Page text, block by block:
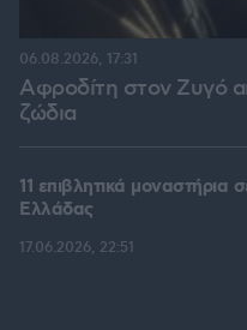
Αφροδίτη στον Ζυγό
ζώδια
06.08.2026, 17:31
11 επιβλητικά μοναστήρια
Ελλάδας
17.06.2026, 22:51